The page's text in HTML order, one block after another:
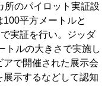
所のパイロット実証設
平方メートルと
実証を行い。ジッダ
トルの大きさで実施し
で開催された展示会
示するなどして認知